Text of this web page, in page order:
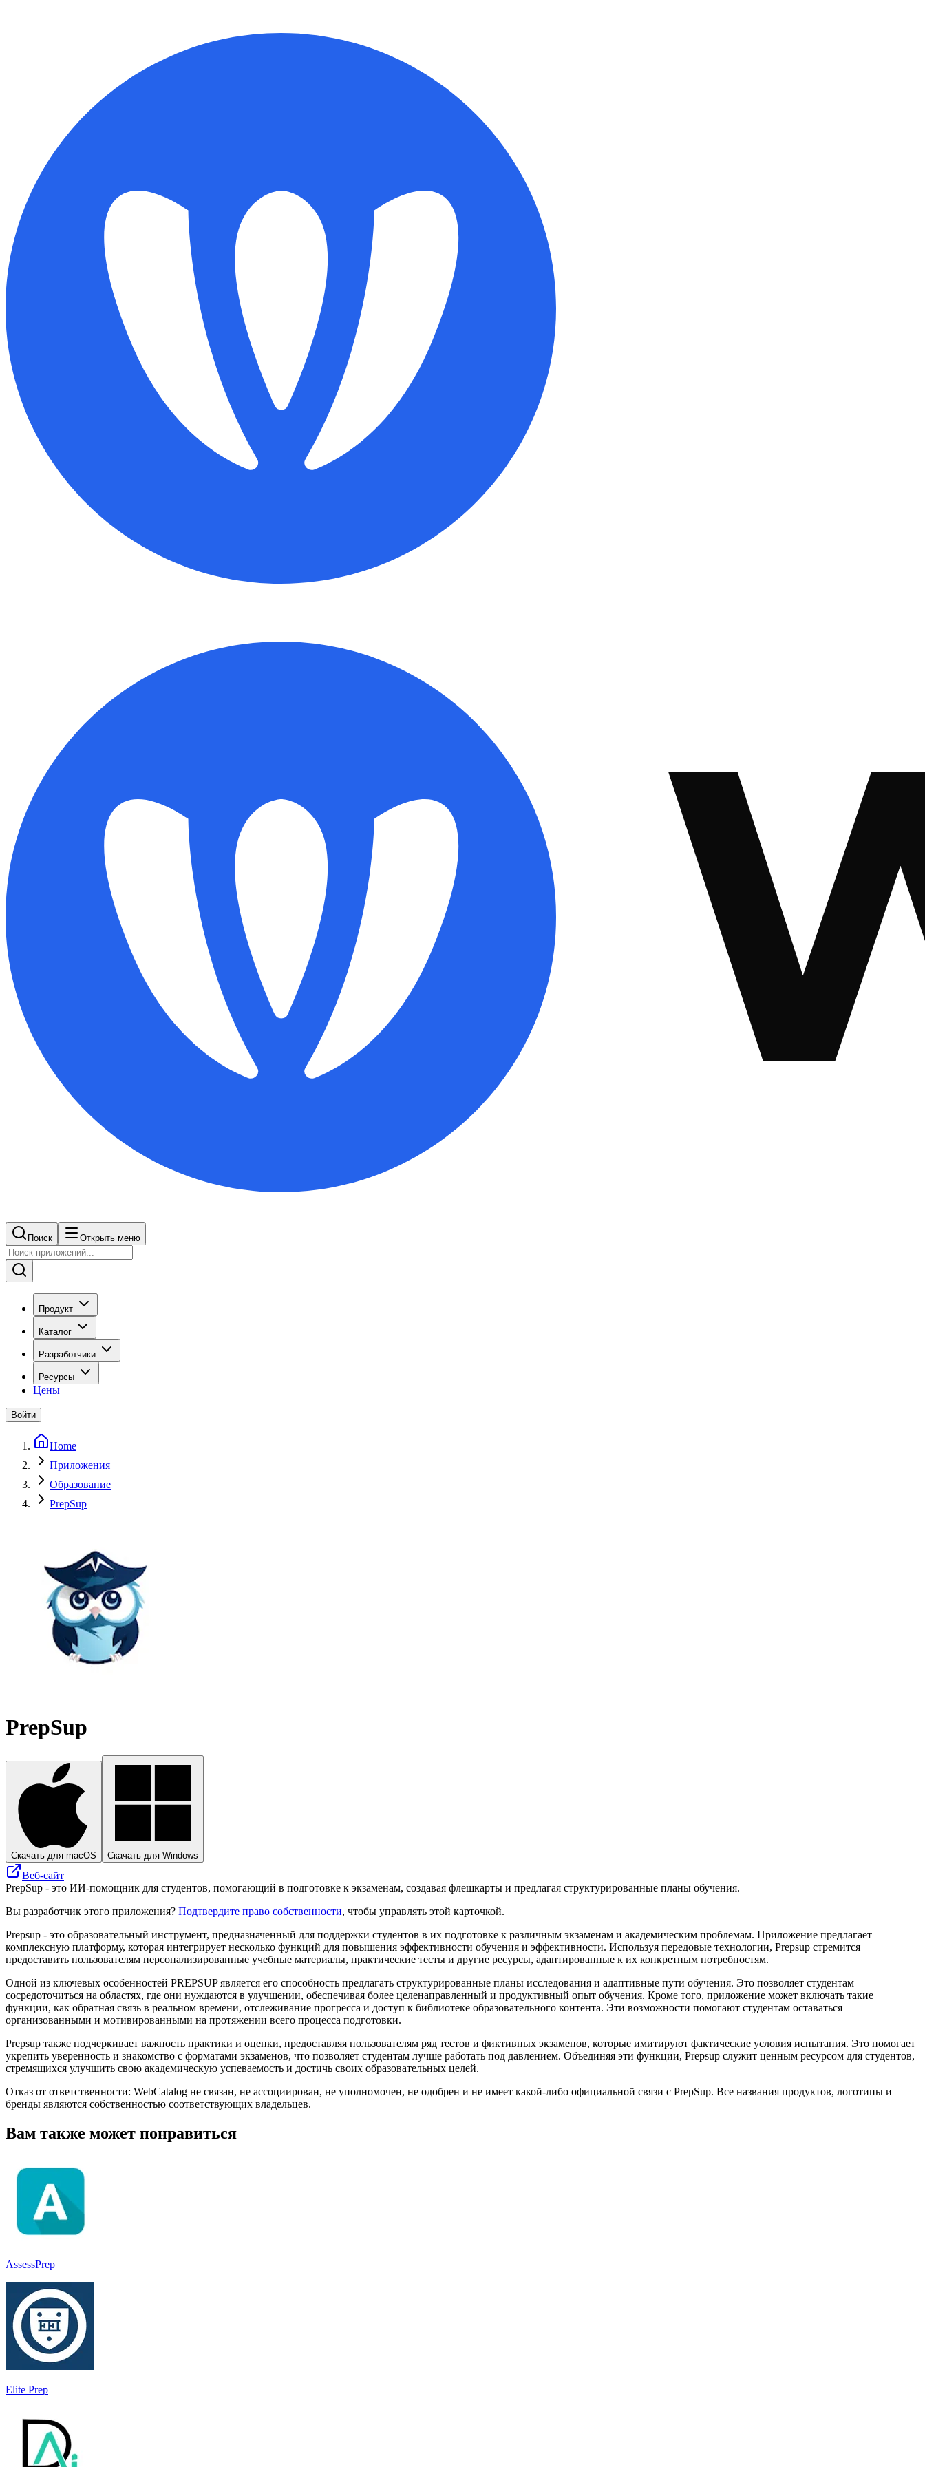
Поиск Открыть меню
Продукт
Каталог
Разработчики
Ресурсы
Цены
Войти
Home
Приложения
Образование
PrepSup
PrepSup
Скачать для macOS Скачать для Windows
Веб-сайт
PrepSup - это ИИ-помощник для студентов, помогающий в подготовке к экзаменам, создавая флешкарты и предлагая структурированные планы обучения.
Вы разработчик этого приложения? Подтвердите право собственности, чтобы управлять этой карточкой.
Prepsup - это образовательный инструмент, предназначенный для поддержки студентов в их подготовке к различным экзаменам и академическим проблемам. Приложение предлагает
комплексную платформу, которая интегрирует несколько функций для повышения эффективности обучения и эффективности. Используя передовые технологии, Prepsup стремится
предоставить пользователям персонализированные учебные материалы, практические тесты и другие ресурсы, адаптированные к их конкретным потребностям.
Одной из ключевых особенностей PREPSUP является его способность предлагать структурированные планы исследования и адаптивные пути обучения. Это позволяет студентам
сосредоточиться на областях, где они нуждаются в улучшении, обеспечивая более целенаправленный и продуктивный опыт обучения. Кроме того, приложение может включать такие
функции, как обратная связь в реальном времени, отслеживание прогресса и доступ к библиотеке образовательного контента. Эти возможности помогают студентам оставаться
организованными и мотивированными на протяжении всего процесса подготовки.
Prepsup также подчеркивает важность практики и оценки, предоставляя пользователям ряд тестов и фиктивных экзаменов, которые имитируют фактические условия испытания. Это помогает
укрепить уверенность и знакомство с форматами экзаменов, что позволяет студентам лучше работать под давлением. Объединяя эти функции, Prepsup служит ценным ресурсом для студентов,
стремящихся улучшить свою академическую успеваемость и достичь своих образовательных целей.
Отказ от ответственности: WebCatalog не связан, не ассоциирован, не уполномочен, не одобрен и не имеет какой-либо официальной связи с PrepSup. Все названия продуктов, логотипы и
бренды являются собственностью соответствующих владельцев.
Вам также может понравиться
AssessPrep
Elite Prep